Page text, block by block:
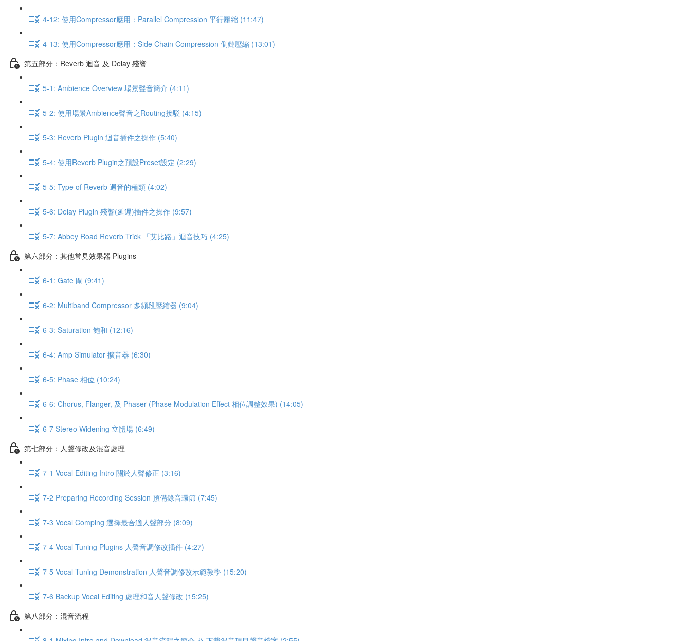
4-12: 使用Compressor應用：Parallel Compression 平行壓縮 (11:47)
4-13: 使用Compressor應用：Side Chain Compression 側鏈壓縮 (13:01)
第五部分：Reverb 迴音 及 Delay 殘響
5-1: Ambience Overview 場景聲音簡介 (4:11)
5-2: 使用場景Ambience聲音之Routing接駁 (4:15)
5-3: Reverb Plugin 迴音插件之操作 (5:40)
5-4: 使用Reverb Plugin之預設Preset設定 (2:29)
5-5: Type of Reverb 迴音的種類 (4:02)
5-6: Delay Plugin 殘響(延遲)插件之操作 (9:57)
5-7: Abbey Road Reverb Trick 「艾比路」迴音技巧 (4:25)
第六部分：其他常見效果器 Plugins
6-1: Gate 閘 (9:41)
6-2: Multiband Compressor 多頻段壓縮器 (9:04)
6-3: Saturation 飽和 (12:16)
6-4: Amp Simulator 擴音器 (6:30)
6-5: Phase 相位 (10:24)
6-6: Chorus, Flanger, 及 Phaser (Phase Modulation Effect 相位調整效果) (14:05)
6-7 Stereo Widening 立體場 (6:49)
第七部分：人聲修改及混音處理
7-1 Vocal Editing Intro 關於人聲修正 (3:16)
7-2 Preparing Recording Session 預備錄音環節 (7:45)
7-3 Vocal Comping 選擇最合適人聲部分 (8:09)
7-4 Vocal Tuning Plugins 人聲音調修改插件 (4:27)
7-5 Vocal Tuning Demonstration 人聲音調修改示範教學 (15:20)
7-6 Backup Vocal Editing 處理和音人聲修改 (15:25)
第八部分：混音流程